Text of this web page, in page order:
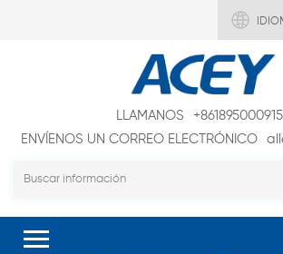
LLAMANOS
ENVÍENOS UN CORREO ELECTRÓNICO